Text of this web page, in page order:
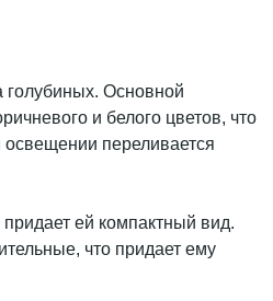
голубиных. Основной
и белого цветов, что
переливается
ей компактный вид.
что придает ему